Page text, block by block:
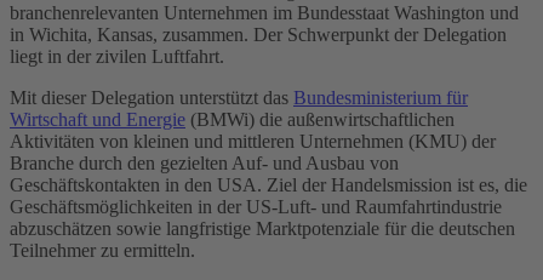
branchenrelevanten Unternehmen im Bundesstaat Washington und
in Wichita, Kansas, zusammen. Der Schwerpunkt der Delegation
liegt in der zivilen Luftfahrt.
Mit dieser Delegation unterstützt das Bundesministerium für
Wirtschaft und Energie (BMWi) die außenwirtschaftlichen
Aktivitäten von kleinen und mittleren Unternehmen (KMU) der
Branche durch den gezielten Auf- und Ausbau von
Geschäftskontakten in den USA. Ziel der Handelsmission ist es, die
Geschäftsmöglichkeiten in der US-Luft- und Raumfahrtindustrie
abzuschätzen sowie langfristige Marktpotenziale für die deutschen
Teilnehmer zu ermitteln.